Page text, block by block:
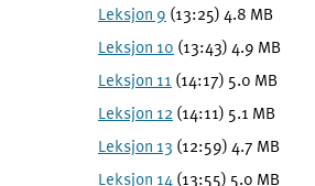
Leksjon 9 (13:25) 4.8 MB
Leksjon 10 (13:43) 4.9 MB
Leksjon 11 (14:17) 5.0 MB
Leksjon 12 (14:11) 5.1 MB
Leksjon 13 (12:59) 4.7 MB
Leksjon 14(13:55) 5.0 MB